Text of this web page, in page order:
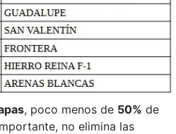
, poco menos de 50% de
no elimina las